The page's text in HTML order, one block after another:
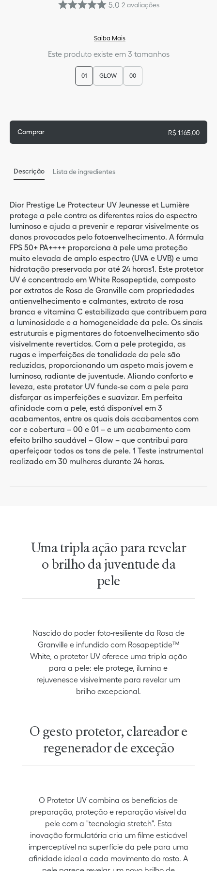
5.0 2 avaliações
Saiba Mais
Este produto existe em 3 tamanhos
01 GLOW 00
Comprar R$1.16500
Descrição Lista de ingredientes
Dior Prestige Le Protecteur UV Jeunesse et Lumière
protege a pele contra os diferentes raios do espectro
luminoso e ajuda a prevenir e reparar visivelmente os
danos provocados pelo fotoenvelhecimento. A fórmula
FPS 50+ PA++++ proporciona à pele uma proteção
muito elevada de amplo espectro (UVA e UVB) e uma
hidratação preservada por até 24 horas1. Este protetor
UV é concentrado em White Rosapeptide, composto
por extratos de Rosa de Granville com propriedades
antienvelhecimento e calmantes, extrato de rosa
branca e vitamina C estabilizada que contribuem para
a luminosidade e a homogeneidade da pele. Os sinais
estruturais e pigmentares do fotoenvelhecimento são
visivelmente revertidos. Com a pele protegida, as
rugas e imperfeições de tonalidade da pele são
reduzidas, proporcionando um aspeto mais jovem e
luminoso, radiante de juventude. Aliando conforto e
leveza, este protetor UV funde-se com a pele para
disfarçar as imperfeições e suavizar. Em perfeita
afinidade com a pele, está disponível em 3
acabamentos, entre os quais dois acabamentos com
cor e cobertura – 00 e 01 – e um acabamento com
efeito brilho saudável – Glow – que contribui para
aperfeiçoar todos os tons de pele. 1 Teste instrumental
realizado em 30 mulheres durante 24 horas.
Uma tripla ação para revelar
o brilho da juventude da
pele
Nascido do poder foto-resiliente da Rosa de
Granville e infundido com Rosapeptide™
White, o protetor UV oferece uma tripla ação
para a pele: ele protege, ilumina e
rejuvenesce visivelmente para revelar um
brilho excepcional.
O gesto protetor, clareador e
regenerador de exceção
O Protetor UV combina os benefícios de
preparação, proteção e reparação visível da
pele com a "tecnologia stretch". Esta
inovação formulatória cria um filme esticável
imperceptível na superfície da pele para uma
afinidade ideal a cada movimento do rosto. A